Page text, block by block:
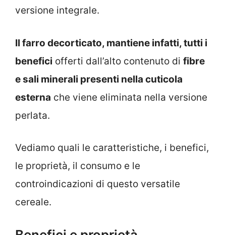
versione integrale.
Il farro decorticato, mantiene infatti, tutti i
benefici offerti dall’alto contenuto di fibre
e sali minerali presenti nella cuticola
esterna che viene eliminata nella versione
perlata.
Vediamo quali le caratteristiche, i benefici,
le proprietà, il consumo e le
controindicazioni di questo versatile
cereale.